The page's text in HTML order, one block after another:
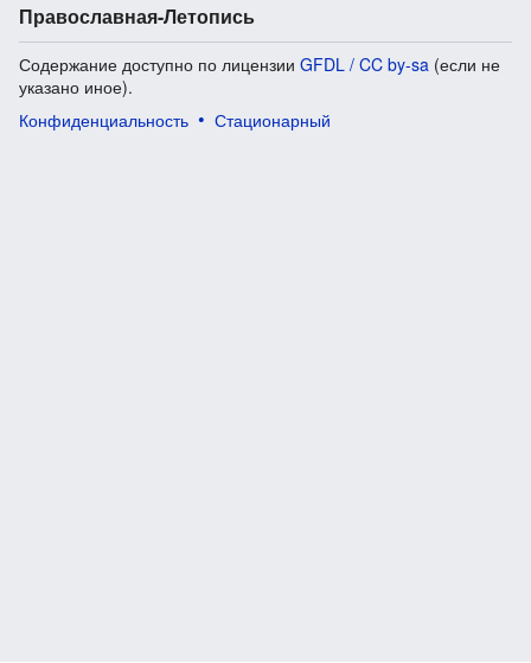
Православная-Летопись
Содержание доступно по лицензии GFDL / CC by-sa (если не
указано иное).
Конфиденциальность
Стационарный